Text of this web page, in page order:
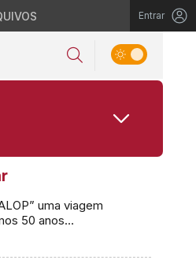
Entrar
uma viagem
50 anos…